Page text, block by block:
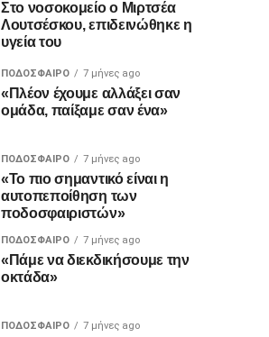
Στο νοσοκομείο ο Μιρτσέα
Λουτσέσκου, επιδεινώθηκε η
υγεία του
ΠΟΔΌΣΦΑΙΡΟ 7 μήνες ago
«Πλέον έχουμε αλλάξει σαν
ομάδα, παίξαμε σαν ένα»
ΠΟΔΌΣΦΑΙΡΟ 7 μήνες ago
«Το πιο σημαντικό είναι η
αυτοπεποίθηση των
ποδοσφαιριστών»
ΠΟΔΌΣΦΑΙΡΟ 7 μήνες ago
«Πάμε να διεκδικήσουμε την
οκτάδα»
ΠΟΔΌΣΦΑΙΡΟ 7 μήνες ago